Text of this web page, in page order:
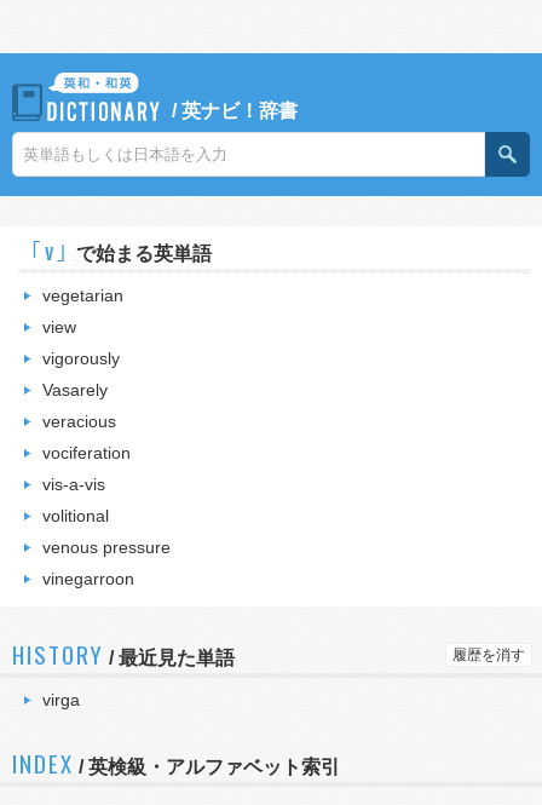
/英ナビ！辞書
｢v｣ で始まる英単語
vegetarian
view
vigorously
Vasarely
veracious
vociferation
vis-a-vis
volitional
venous pressure
vinegarroon
HISTORY /最近見た単語 履歴を消す
virga
INDEX / 英検級・アルファベット索引